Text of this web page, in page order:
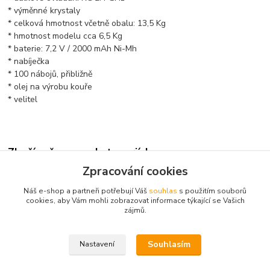
* výměnné krystaly
* celková hmotnost včetně obalu: 13,5 Kg
* hmotnost modelu cca 6,5 Kg
* baterie: 7,2 V / 2000 mAh Ni-Mh
* nabíječka
* 100 nábojů, přibližně
* olej na výrobu kouře
* velitel
Zboží zařazeno v kategoriích
Modely tanků a ostatní
Tanky
Tanky TORRO MATORRO PROFI
Zpracování cookies
Náš e-shop a partneři potřebují Váš souhlas s použitím souborů
cookies, aby Vám mohli zobrazovat informace týkající se Vašich
zájmů.
Nastavení Souhlasím